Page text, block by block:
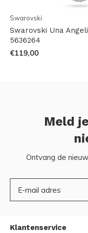
Swarovski
Swarovski Una
5636264
€119,00
Meld
Ontvang de
Klantenservice